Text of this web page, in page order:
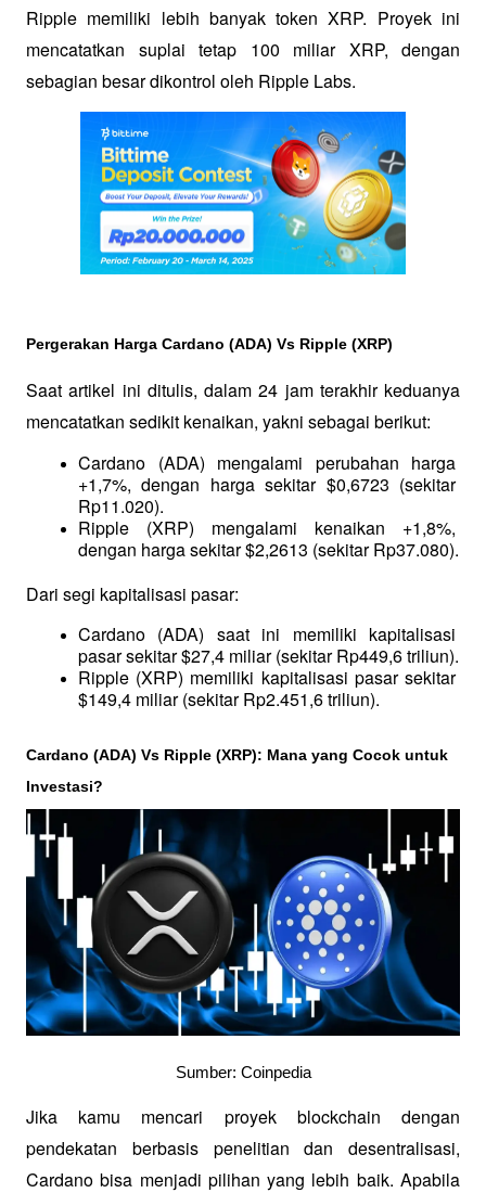
Ripple memiliki lebih banyak token XRP. Proyek ini
mencatatkan suplai tetap 100 miliar XRP, dengan
sebagian besar dikontrol oleh Ripple Labs.
Pergerakan Harga Cardano (ADA) Vs Ripple (XRP)
Saat artikel ini ditulis, dalam 24 jam terakhir keduanya
mencatatkan sedikit kenaikan, yakni sebagai berikut:
Cardano (ADA) mengalami perubahan harga
+1,7%, dengan harga sekitar $0,6723 (sekitar
Rp11.020).
Ripple (XRP) mengalami kenaikan +1,8%,
dengan harga sekitar $2,2613 (sekitar Rp37.080).
Dari segi kapitalisasi pasar:
Cardano (ADA) saat ini memiliki kapitalisasi
pasar sekitar $27,4 miliar (sekitar Rp449,6 triliun).
Ripple (XRP) memiliki kapitalisasi pasar sekitar
$149,4 miliar (sekitar Rp2.451,6 triliun).
Cardano (ADA) Vs Ripple (XRP): Mana yang Cocok untuk
Investasi?
Sumber: Coinpedia
Jika kamu mencari proyek blockchain dengan
pendekatan berbasis penelitian dan desentralisasi,
Cardano bisa menjadi pilihan yang lebih baik. Apabila